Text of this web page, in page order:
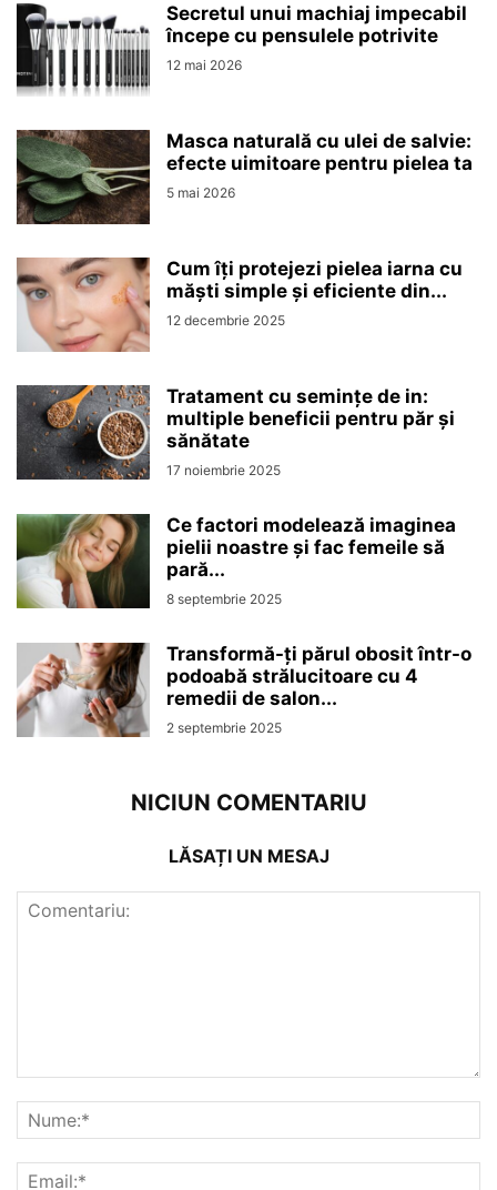
Secretul unui machiaj impecabil
începe cu pensulele potrivite
12 mai 2026
Masca naturală cu ulei de salvie:
efecte uimitoare pentru pielea ta
5 mai 2026
Cum îți protejezi pielea iarna cu
măști simple și eficiente din...
12 decembrie 2025
Tratament cu semințe de in:
multiple beneficii pentru păr și
sănătate
17 noiembrie 2025
Ce factori modelează imaginea
pielii noastre și fac femeile să
pară...
8 septembrie 2025
Transformă-ți părul obosit într-o
podoabă strălucitoare cu 4
remedii de salon...
2 septembrie 2025
NICIUN COMENTARIU
LĂSAȚI UN MESAJ